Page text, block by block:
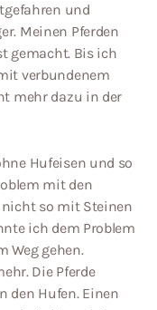
und
Meinen Pferden
gemacht. Bis ich
verbundenem
mehr dazu in der
Hufeisen und so
mit den
nicht so mit Steinen
ich dem Problem
Weg gehen.
Die Pferde
den Hufen. Einen